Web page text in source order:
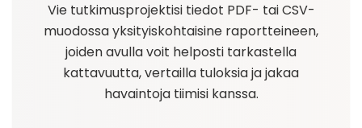
Vie tutkimusprojektisi tiedot PDF- tai CSV-
muodossa yksityiskohtaisine raportteineen,
joiden avulla voit helposti tarkastella
kattavuutta, vertailla tuloksia ja jakaa
havaintoja tiimisi kanssa.